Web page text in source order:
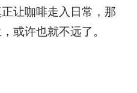
让咖啡走入日常，那
或许也就不远了。